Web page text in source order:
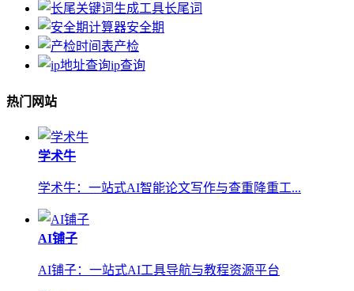
长尾词
安全期
产检
ip查询
热门网站
学术牛
学术牛：一站式AI智能论文写作与查重降重工...
AI铺子
AI铺子：一站式AI工具导航与教程资源平台